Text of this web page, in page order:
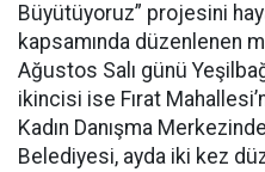
Büyütüyoruz” projesini
kapsamında düzenlenen
Ağustos Salı günü
ikincisi ise Fırat
Kadın Danışma
Belediyesi, ayda iki kez